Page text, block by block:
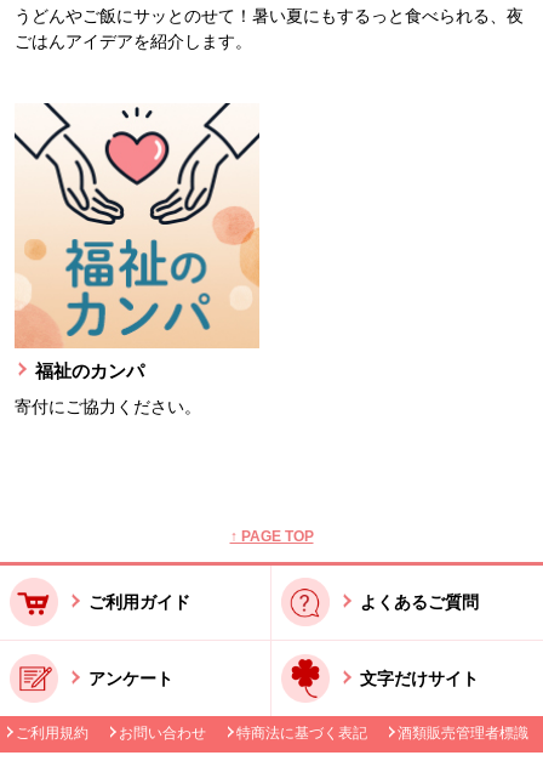
うどんやご飯にサッとのせて！暑い夏にもするっと食べられる、夜
ごはんアイデアを紹介します。
福祉のカンパ
寄付にご協力ください。
↑ PAGE TOP
ご利用ガイド よくあるご質問
アンケート 文字だけサイト
ご利用規約 お問い合わせ 特商法に基づく表記 酒類販売管理者標識